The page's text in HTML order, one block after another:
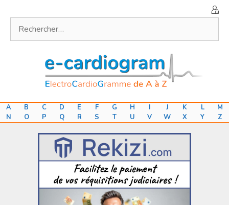
contenu
A B C D E F G H I J K L
M
N
O P Q R S T U V W X Y Z